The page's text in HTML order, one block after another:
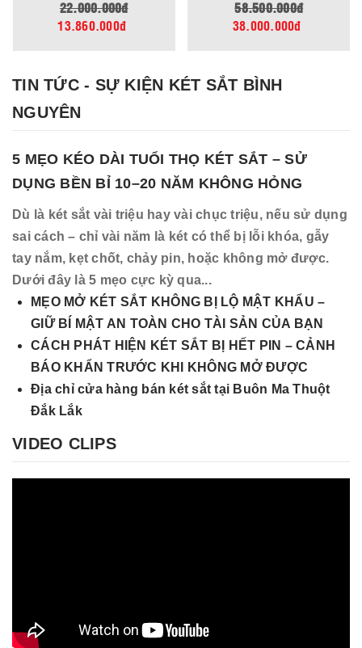
TIN TỨC - SỰ KIỆN KÉT SẮT BÌNH
NGUYÊN
5 MẸO KÉO DÀI TUỔI THỌ KÉT SẮT – SỬ
DỤNG BỀN BỈ 10–20 NĂM KHÔNG HỎNG
Dù là két sắt vài triệu hay vài chục triệu, nếu sử dụng
sai cách – chỉ vài năm là két có thể bị lỗi khóa, gẫy
tay nắm, kẹt chốt, chảy pin, hoặc không mở được.
Dưới đây là 5 mẹo cực kỳ qua...
MẸO MỞ KÉT SẮT KHÔNG BỊ LỘ MẬT KHẨU –
GIỮ BÍ MẬT AN TOÀN CHO TÀI SẢN CỦA BẠN
CÁCH PHÁT HIỆN KÉT SẮT BỊ HẾT PIN – CẢNH
BÁO KHẨN TRƯỚC KHI KHÔNG MỞ ĐƯỢC
Địa chỉ cửa hàng bán két sắt tại Buôn Ma Thuột
Đắk Lắk
VIDEO CLIPS